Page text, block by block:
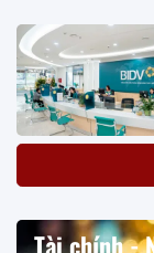
Tài chính -